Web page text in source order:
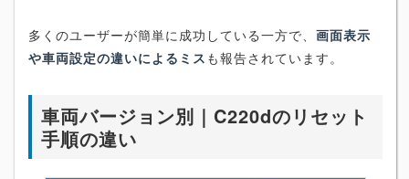
多くのユーザーが簡単に成功している一方で、 画面表示
や車両設定の違いによるミス も報告されています。
車両バージョン別｜C220dのリセット
手順の違い